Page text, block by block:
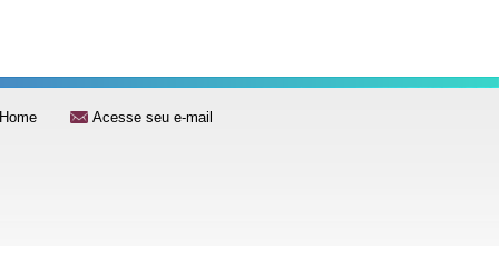
Home Acesse seu e-mail